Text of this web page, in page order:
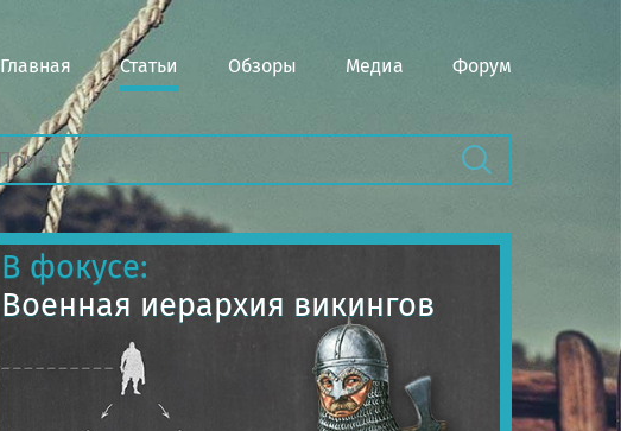
Главная Статьи Обзоры Медиа Форум
В фокусе:
Военная иерархия викингов